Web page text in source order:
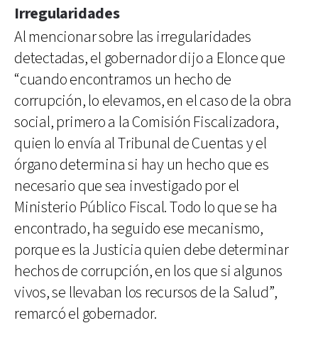
Irregularidades
Al mencionar sobre las irregularidades
detectadas, el gobernador dijo a Elonce que
“cuando encontramos un hecho de
corrupción, lo elevamos, en el caso de la obra
social, primero a la Comisión Fiscalizadora,
quien lo envía al Tribunal de Cuentas y el
órgano determina si hay un hecho que es
necesario que sea investigado por el
Ministerio Público Fiscal. Todo lo que se ha
encontrado, ha seguido ese mecanismo,
porque es la Justicia quien debe determinar
hechos de corrupción, en los que si algunos
vivos, se llevaban los recursos de la Salud”,
remarcó el gobernador.